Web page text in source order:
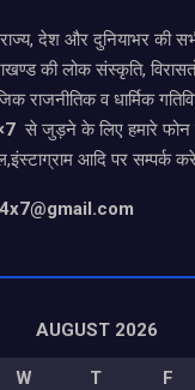
राज्य, देश और दुनियाभर की
की लोक संस्कृति,
राजनीतिक व धार्मिक
से जुड़ने के लिए हमारे फोन
आदि पर सम्पर्क
AUGUST 2026
W T F